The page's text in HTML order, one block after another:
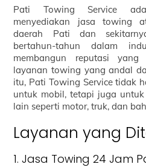
Pati Towing Service
menyediakan jasa towing
daerah Pati dan
bertahun-tahun dalam
membangun reputasi
layanan towing yang andal
itu, Pati Towing Service tidak
untuk mobil, tetapi juga
lain seperti motor, truk, dan
Layanan yang
1. Jasa Towing 24 Jam